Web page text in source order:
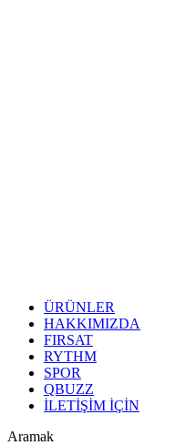
ÜRÜNLER
HAKKIMIZDA
FIRSAT
RYTHM
SPOR
QBUZZ
İLETİŞİM İÇİN
Aramak